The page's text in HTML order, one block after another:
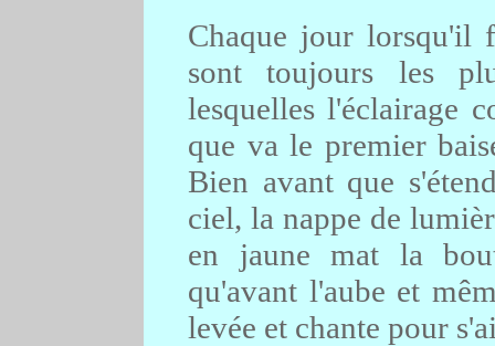
Chaque jour lorsqu'il
sont toujours les
lesquelles l'éclairage
que va le premier
Bien avant que
ciel, la nappe de
en jaune mat la
qu'avant l'aube et
levée et chante pour